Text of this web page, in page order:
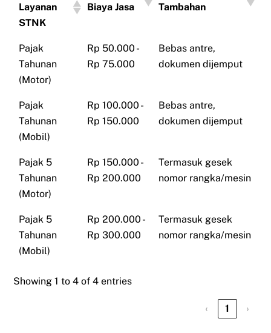
Layanan
STNK
Biaya Jasa
Tambahan
Pajak
Tahunan
(Motor)
Rp 50.000 -
Rp 75.000
Bebas antre,
dokumen dijemput
Pajak
Tahunan
(Mobil)
Rp 100.000 -
Rp 150.000
Bebas antre,
dokumen dijemput
Pajak 5
Tahunan
(Motor)
Rp 150.000 -
Rp 200.000
Termasuk gesek
nomor rangka/mesin
Pajak 5
Tahunan
(Mobil)
Rp 200.000 -
Rp 300.000
Termasuk gesek
nomor rangka/mesin
Showing 1 to 4 of 4 entries
‹ 1 ›